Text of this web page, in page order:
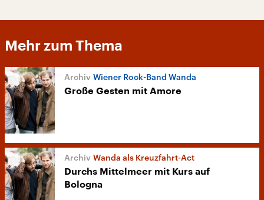
Mehr zum Thema
Wiener Rock-Band Wanda
Große Gesten mit Amore
Wanda als Kreuzfahrt-Act
Durchs Mittelmeer mit Kurs auf
Bologna